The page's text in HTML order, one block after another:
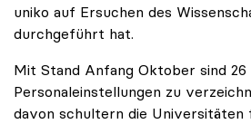
uniko auf Ersuchen des
durchgeführt hat.
Mit Stand Anfang Oktober sind 26
Personaleinstellungen zu
davon schultern die Universitäten